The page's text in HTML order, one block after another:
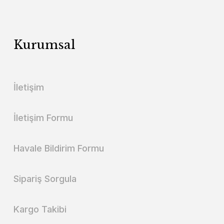
Kurumsal
İletişim
İletişim Formu
Havale Bildirim Formu
Sipariş Sorgula
Kargo Takibi